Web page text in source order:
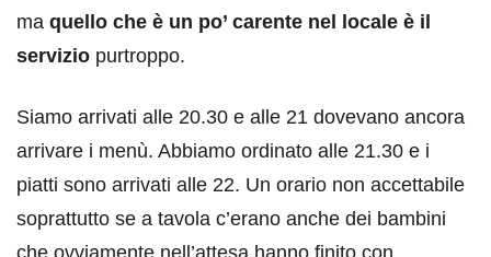
ma quello che è un po’ carente nel locale è il
servizio purtroppo.
Siamo arrivati alle 20.30 e alle 21 dovevano ancora
arrivare i menù. Abbiamo ordinato alle 21.30 e i
piatti sono arrivati alle 22. Un orario non accettabile
soprattutto se a tavola c’erano anche dei bambini
che ovviamente nell’attesa hanno finito con